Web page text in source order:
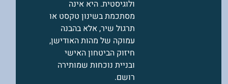
ולוגיסטית. היא אינה
מסתכמת בשינון טקסט או
תרגול שיר, אלא בהבנה
עמוקה של מהות האודישן,
חיזוק הביטחון האישי
ובניית נוכחות שמותירה
רושם.